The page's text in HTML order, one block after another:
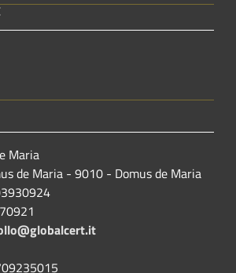
Maria
de Maria - 9010 - Domus de Maria